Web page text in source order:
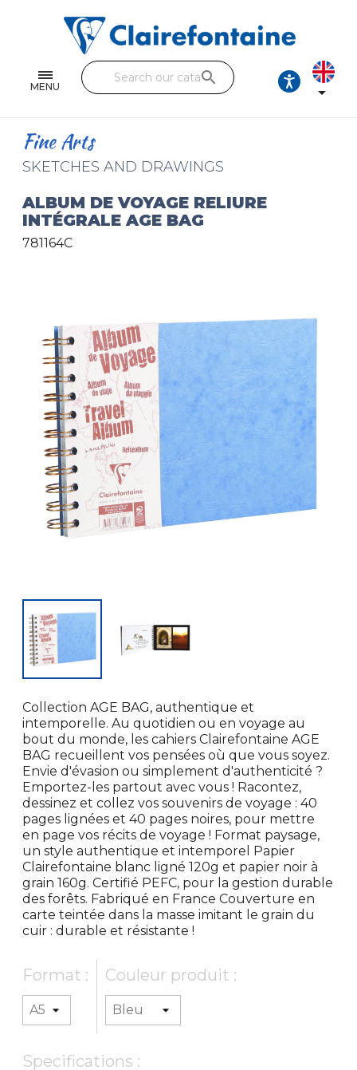
MENU
Single and double sheets
Fine arts
Handicraft
Pencil cases & Leather goods
search

Fine Arts
SKETCHES AND DRAWINGS
ALBUM DE VOYAGE RELIURE
INTÉGRALE AGE BAG
781164C
Collection AGE BAG, authentique et
intemporelle. Au quotidien ou en voyage au
bout du monde, les cahiers Clairefontaine AGE
BAG recueillent vos pensées où que vous soyez.
Envie d'évasion ou simplement d'authenticité ?
Emportez-les partout avec vous ! Racontez,
dessinez et collez vos souvenirs de voyage : 40
pages lignées et 40 pages noires, pour mettre
en page vos récits de voyage ! Format paysage,
un style authentique et intemporel Papier
Clairefontaine blanc ligné 120g et papier noir à
grain 160g. Certifié PEFC, pour la gestion durable
des forêts. Fabriqué en France Couverture en
carte teintée dans la masse imitant le grain du
cuir : durable et résistante !
Format : Couleur produit :
Specifications :